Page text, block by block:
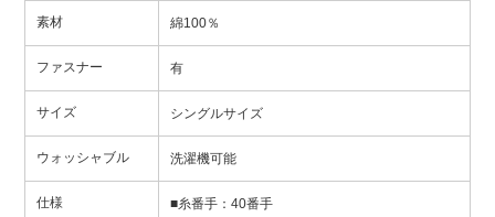
素材 綿100％
ファスナー 有
サイズ シングルサイズ
ウォッシャブル 洗濯機可能
仕様
■糸番手：40番手